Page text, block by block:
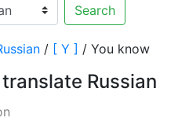
Search
/ [ Y ] / You know
translate Russian